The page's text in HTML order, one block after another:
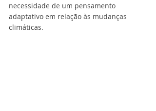
necessidade de um pensamento
adaptativo em relação às mudanças
climáticas.